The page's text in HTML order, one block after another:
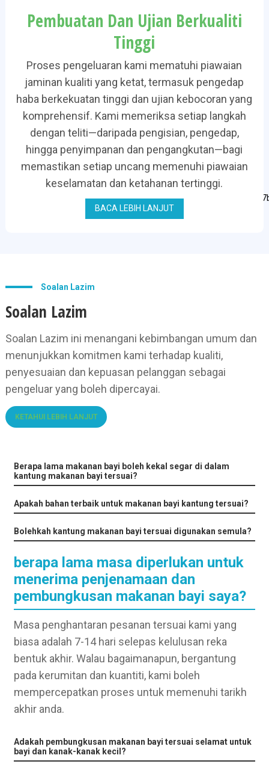
Pembuatan Dan Ujian Berkualiti
Tinggi
Proses pengeluaran kami mematuhi piawaian
jaminan kualiti yang ketat, termasuk pengedap
haba berkekuatan tinggi dan ujian kebocoran yang
komprehensif. Kami memeriksa setiap langkah
dengan teliti—daripada pengisian, pengedap,
hingga penyimpanan dan pengangkutan—bagi
memastikan setiap uncang memenuhi piawaian
keselamatan dan ketahanan tertinggi.
BACA LEBIH LANJUT
Soalan Lazim
Soalan Lazim
Soalan Lazim ini menangani kebimbangan umum dan
menunjukkan komitmen kami terhadap kualiti,
penyesuaian dan kepuasan pelanggan sebagai
pengeluar yang boleh dipercayai.
KETAHUI LEBIH LANJUT
Berapa lama makanan bayi boleh kekal segar di dalam
kantung makanan bayi tersuai?
Apakah bahan terbaik untuk makanan bayi kantung tersuai?
Bolehkah kantung makanan bayi tersuai digunakan semula?
berapa lama masa diperlukan untuk
menerima penjenamaan dan
pembungkusan makanan bayi saya?
Masa penghantaran pesanan tersuai kami yang
biasa adalah 7-14 hari selepas kelulusan reka
bentuk akhir. Walau bagaimanapun, bergantung
pada kerumitan dan kuantiti, kami boleh
mempercepatkan proses untuk memenuhi tarikh
akhir anda.
Adakah pembungkusan makanan bayi tersuai selamat untuk
bayi dan kanak-kanak kecil?